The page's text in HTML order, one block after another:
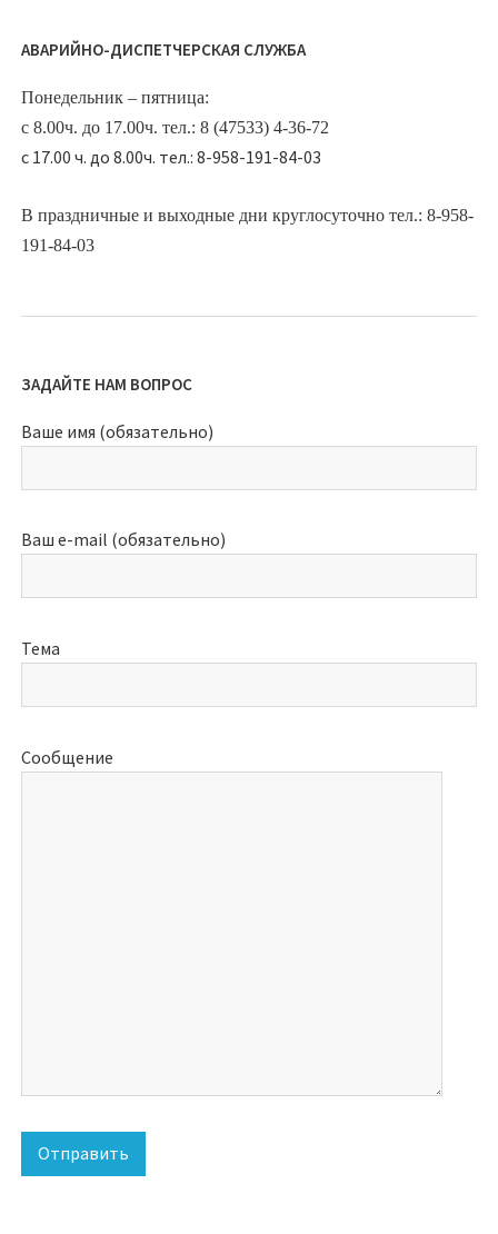
АВАРИЙНО-ДИСПЕТЧЕРСКАЯ СЛУЖБА
Понедельник – пятница:
с 8.00ч. до 17.00ч. тел.: 8 (47533) 4-36-72
с 17.00 ч. до 8.00ч. тел.: 8-958-191-84-03
В праздничные и выходные дни круглосуточно тел.: 8-958-
191-84-03
ЗАДАЙТЕ НАМ ВОПРОС
Ваше имя (обязательно)
Ваш e-mail (обязательно)
Тема
Сообщение